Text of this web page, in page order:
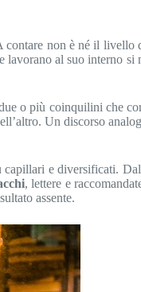
contare non è né il livello
al suo interno
o più coinquilini che
Un discorso
capillari e diversificati.
, lettere e
assente.